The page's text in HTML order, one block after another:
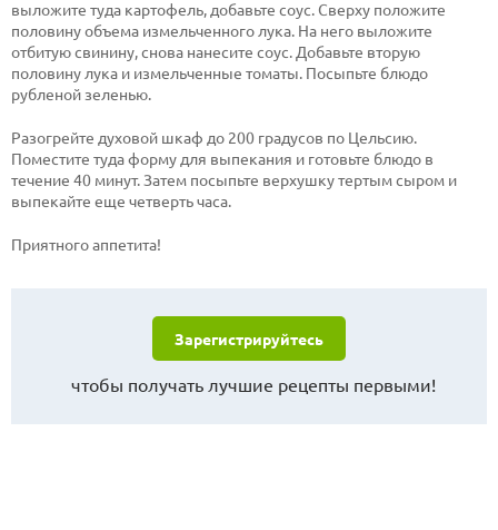
выложите туда картофель, добавьте соус. Сверху положите
половину объема измельченного лука. На него выложите
отбитую свинину, снова нанесите соус. Добавьте вторую
половину лука и измельченные томаты. Посыпьте блюдо
рубленой зеленью.
Разогрейте духовой шкаф до 200 градусов по Цельсию.
Поместите туда форму для выпекания и готовьте блюдо в
течение 40 минут. Затем посыпьте верхушку тертым сыром и
выпекайте еще четверть часа.
Приятного аппетита!
Зарегистрируйтесь
чтобы получать лучшие рецепты первыми!